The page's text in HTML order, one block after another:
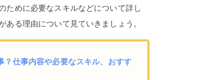
ために必要なスキルなどについて詳し
る理由について見ていきましょう。
？仕事内容や必要なスキル、おすす